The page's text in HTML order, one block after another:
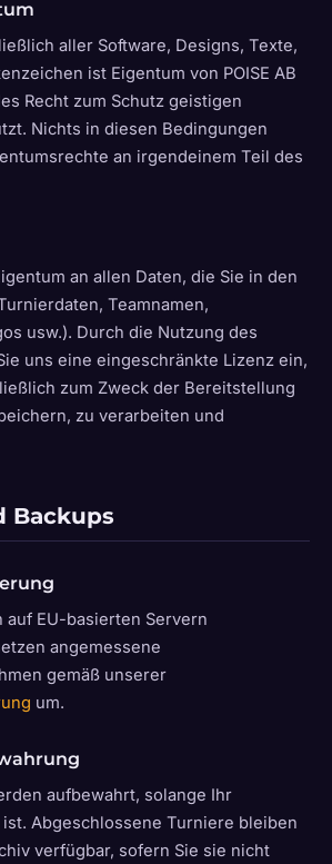
aller Software, Designs, Texte,
ist Eigentum von POISE AB
Recht zum Schutz geistigen
Nichts in diesen Bedingungen
an irgendeinem Teil des
an allen Daten, die Sie in den
Teamnamen,
usw.). Durch die Nutzung des
uns eine eingeschränkte Lizenz ein,
zum Zweck der Bereitstellung
zu verarbeiten und
Backups
auf EU-basierten Servern
angemessene
gemäß unserer
um.
aufbewahrt, solange Ihr
Abgeschlossene Turniere bleiben
verfügbar, sofern Sie sie nicht